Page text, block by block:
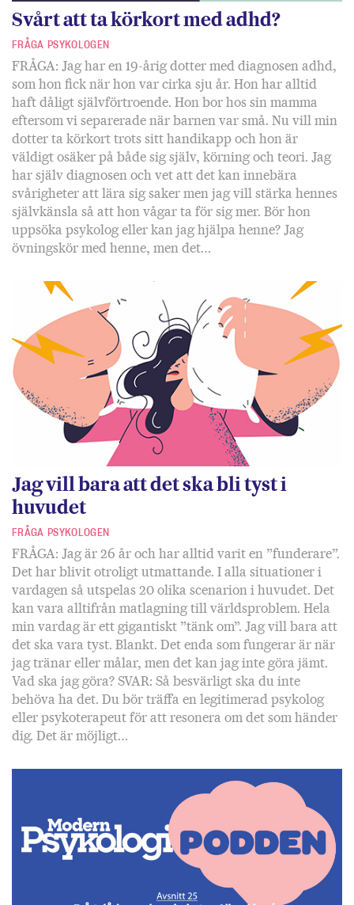
Svårt att ta körkort med adhd?
FRÅGA PSYKOLOGEN
FRÅGA: Jag har en 19-årig dotter med diagnosen adhd,
som hon fick när hon var cirka sju år. Hon har alltid
haft dåligt självförtroende. Hon bor hos sin mamma
eftersom vi separerade när barnen var små. Nu vill min
dotter ta körkort trots sitt handikapp och hon är
väldigt osäker på både sig själv, körning och teori. Jag
har själv diagnosen och vet att det kan innebära
svårigheter att lära sig saker men jag vill stärka hennes
självkänsla så att hon vågar ta för sig mer. Bör hon
uppsöka psykolog eller kan jag hjälpa henne? Jag
övningskör med henne, men det…
Jag vill bara att det ska bli tyst i
huvudet
FRÅGA PSYKOLOGEN
FRÅGA: Jag är 26 år och har alltid varit en ”funderare”.
Det har blivit otroligt utmattande. I alla situationer i
vardagen så utspelas 20 olika scenarion i huvudet. Det
kan vara alltifrån matlagning till världsproblem. Hela
min vardag är ett gigantiskt ”tänk om”. Jag vill bara att
det ska vara tyst. Blankt. Det enda som fungerar är när
jag tränar eller målar, men det kan jag inte göra jämt.
Vad ska jag göra? SVAR: Så besvärligt ska du inte
behöva ha det. Du bör träffa en legitimerad psykolog
eller psykoterapeut för att resonera om det som händer
dig. Det är möjligt…